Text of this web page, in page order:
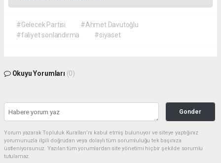
#Gelecek Partisi
#Ahmet Davutoğlu
#faliyet sonlandırma
#siyaset
Okuyu Yorumları (0)
Gonder
Yorum yazarak Topluluk Kuralları’nı kabul etmiş bulunuyor ve siteye yaptığınız
yorumunuzla ilgili doğrudan veya dolaylı tüm sorumluluğu tek başınıza
üstleniyorsunuz. Yazılan tüm yorumlardan site yönetimi hiçbir şekilde sorumlu
tutulamaz.